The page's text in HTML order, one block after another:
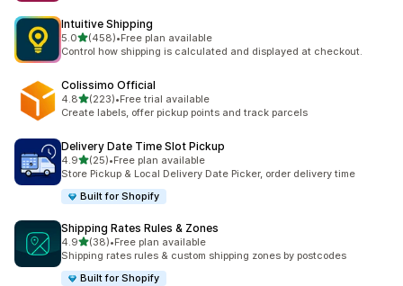
Intuitive Shipping
5.05つ星中
(458)
合計レビュー数：458件
•Free plan available
Control how shipping is calculated and displayed at checkout.
Colissimo Official
4.85つ星中
(223)
合計レビュー数：223件
•Free trial available
Create labels, offer pickup points and track parcels
Delivery Date Time Slot Pickup
4.95つ星中
(25)
合計レビュー数：25件
•Free plan available
Store Pickup & Local Delivery Date Picker, order delivery time
Built for Shopify
Shipping Rates Rules & Zones
4.95つ星中
(38)
合計レビュー数：38件
•Free plan available
Shipping rates rules & custom shipping zones by postcodes
Built for Shopify